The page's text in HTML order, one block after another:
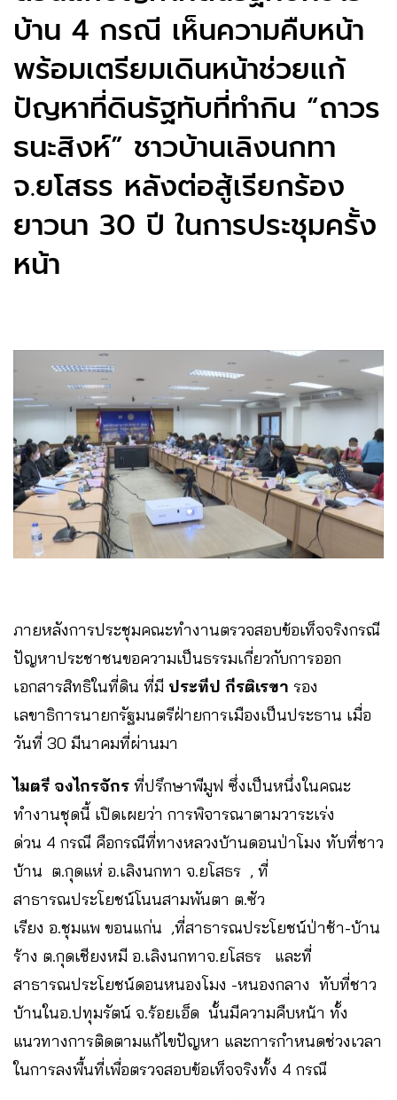
บ้าน 4 กรณี เห็นความคืบหน้า
พร้อมเตรียมเดินหน้าช่วยแก้
ปัญหาที่ดินรัฐทับที่ทำกิน “ถาวร
ธนะสิงห์” ชาวบ้านเลิงนกทา
จ.ยโสธร หลังต่อสู้เรียกร้อง
ยาวนา 30 ปี ในการประชุมครั้ง
หน้า
ภายหลังการประชุมคณะทำงานตรวจสอบข้อเท็จจริงกรณี
ปัญหาประชาชนขอความเป็นธรรมเกี่ยวกับการออก
เอกสารสิทธิในที่ดิน ที่มี ประทีป กีรติเรขา รอง
เลขาธิการนายกรัฐมนตรีฝ่ายการเมืองเป็นประธาน เมื่อ
วันที่ 30 มีนาคมที่ผ่านมา
ไมตรี จงไกรจักร ที่ปรึกษาพีมูฟ ซึ่งเป็นหนึ่งในคณะ
ทำงานชุดนี้ เปิดเผยว่า การพิจารณาตามวาระเร่ง
ด่วน 4 กรณี คือกรณีที่ทางหลวงบ้านดอนป่าโมง ทับที่ชาว
บ้าน ต.กุดแห่ อ.เลิงนกทา จ.ยโสธร , ที่
สาธารณประโยชน์โนนสามพันตา ต.ซัว
เรียง อ.ชุมแพ ขอนแก่น ,ที่สาธารณประโยชน์ป่าช้า-บ้าน
ร้าง ต.กุดเชียงหมี อ.เลิงนกทาจ.ยโสธร และที่
สาธารณประโยชน์ดอนหนองโมง -หนองกลาง ทับที่ชาว
บ้านในอ.ปทุมรัตน์ จ.ร้อยเอ็ด นั้นมีความคืบหน้า ทั้ง
แนวทางการติดตามแก้ไขปัญหา และการกำหนดช่วงเวลา
ในการลงพื้นที่เพื่อตรวจสอบข้อเท็จจริงทั้ง 4 กรณี